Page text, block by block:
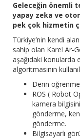
Geleceğin önemli
yapay zeka ve
pek çok hizmetin
Türkiye’nin kendi
sahip olan Karel Ar-
aşağıdaki konularda
algoritmasının
Derin öğrenme
ROS ( Robot
kamera
gönderme,
gönderme.
Bilgisayarlı